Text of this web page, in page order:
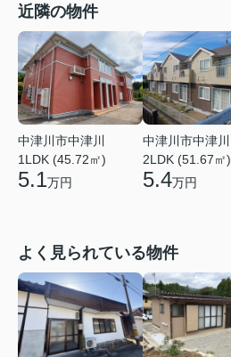
近隣の物件
中津川市中津川
1LDK (45.72㎡)
5.1万円
中津川市中津川
2LDK (51.67㎡)
5.4万円
よく見られている物件